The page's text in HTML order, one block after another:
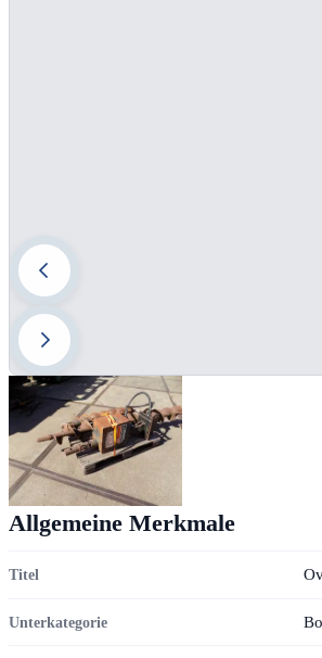
Allgemeine Merkmale
Titel
Unterkategorie